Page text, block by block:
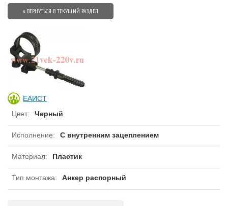
« ВЕРНУТЬСЯ В ТЕКУЩИЙ РАЗДЕЛ
ЕАИСТ
Цвет: Черный
Исполнение: С внутренним зацеплением
Материал: Пластик
Тип монтажа: Анкер распорный